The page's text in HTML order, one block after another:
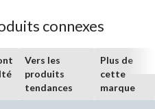
connexes
Vers les
produits
tendances
Plus de
cette
marque